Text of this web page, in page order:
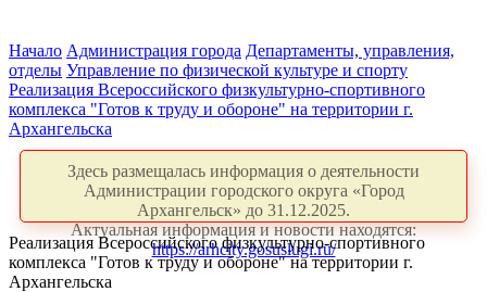
Начало Администрация города Департаменты, управления,
отделы Управление по физической культуре и спорту
Реализация Всероссийского физкультурно-спортивного
комплекса "Готов к труду и обороне" на территории г.
Архангельска
Здесь размещалась информация о деятельности
Администрации городского округа «Город
Архангельск» до 31.12.2025.
Актуальная информация и новости находятся:
https://arhcity.gosuslugi.ru/
Реализация Всероссийского физкультурно-спортивного
комплекса "Готов к труду и обороне" на территории г.
Архангельска